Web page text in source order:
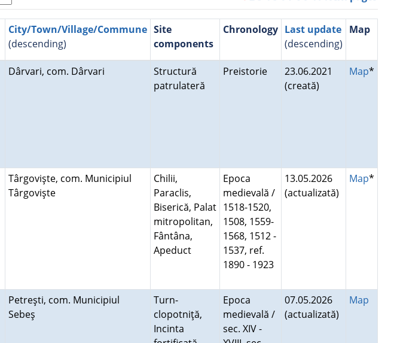
City/Town/Village/Commune
(descending)
Site
components
Chronology Last update
(descending)
Map
Dârvari, com. Dârvari
Structură
patrulateră
Preistorie
23.06.2021
(creată)
Map*
Târgovişte, com. Municipiul
Târgovişte
Chilii,
Paraclis,
Biserică, Palat
mitropolitan,
Fântâna,
Apeduct
Epoca
medievală /
1518-1520,
1508, 1559-
1568, 1512 -
1537, ref.
1890 - 1923
13.05.2026
(actualizată)
Map*
Petreşti, com. Municipiul
Sebeş
Turn-
clopotniţă,
Incinta
Epoca
medievală /
sec. XIV -
07.05.2026
(actualizată)
Map